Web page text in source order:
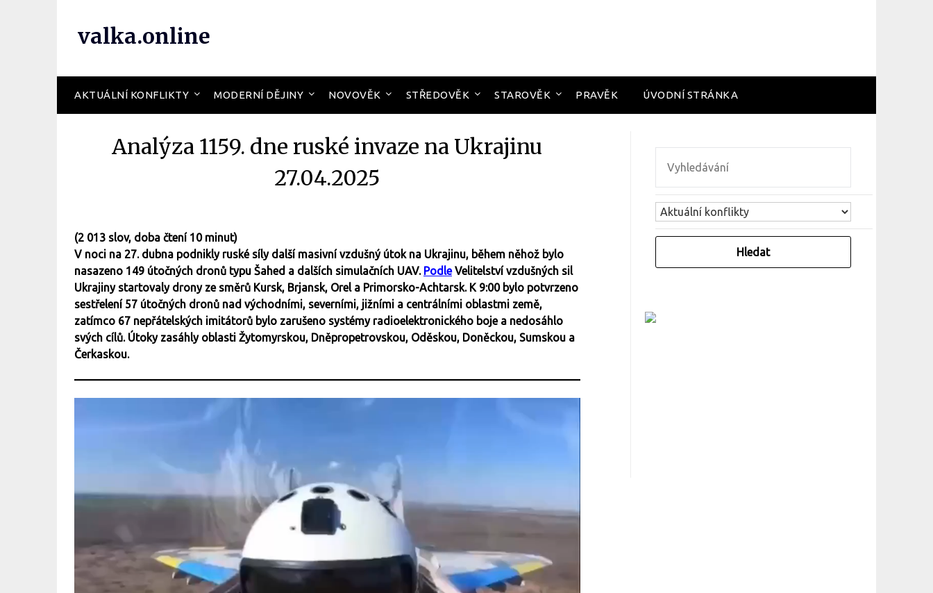
valka.online
AKTUÁLNÍ KONFLIKTY MODERNÍ DĚJINY NOVOVĚK STŘEDOVĚK STAROVĚK PRAVĚK ÚVODNÍ STRÁNKA
Analýza 1159. dne ruské invaze na Ukrajinu
27.04.2025
(2 013 slov, doba čtení 10 minut)
V noci na 27. dubna podnikly ruské síly další masivní vzdušný útok na Ukrajinu, během něhož bylo
nasazeno 149 útočných dronů typu Šahed a dalších simulačních UAV. PodleVelitelství vzdušných sil
Ukrajiny startovaly drony ze směrů Kursk, Brjansk, Orel a Primorsko-Achtarsk. K 9:00 bylo potvrzeno
sestřelení 57 útočných dronů nad východními, severními, jižními a centrálními oblastmi země,
zatímco 67 nepřátelských imitátorů bylo zarušeno systémy radioelektronického boje a nedosáhlo
svých cílů. Útoky zasáhly oblasti Žytomyrskou, Dněpropetrovskou, Oděskou, Doněckou, Sumskou a
Čerkaskou.